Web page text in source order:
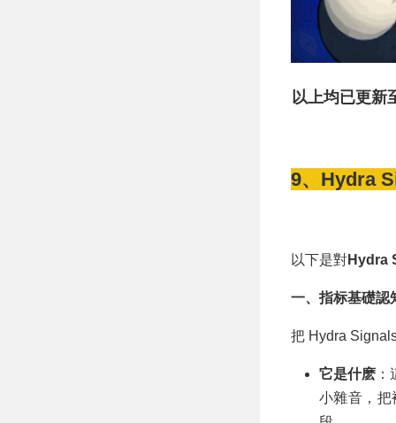
以上均已更新
9、Hydra
以下是對Hydra
一、指标基礎認
把 Hydra
它是什麽
小雜音，把